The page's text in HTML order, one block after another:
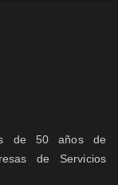
de 50 años de
de Servicios